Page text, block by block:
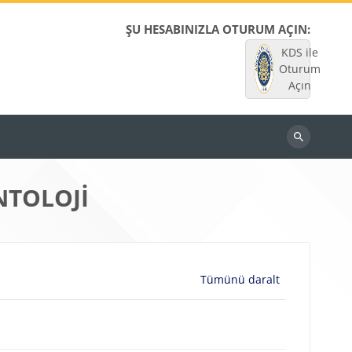
ŞU HESABINIZLA OTURUM AÇIN:
KDS ile
Oturum
Açın
Dersleri
Tümünü daralt